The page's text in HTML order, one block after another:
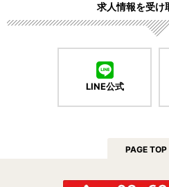
求人情報を受け
LINE公式
PAGE TOP